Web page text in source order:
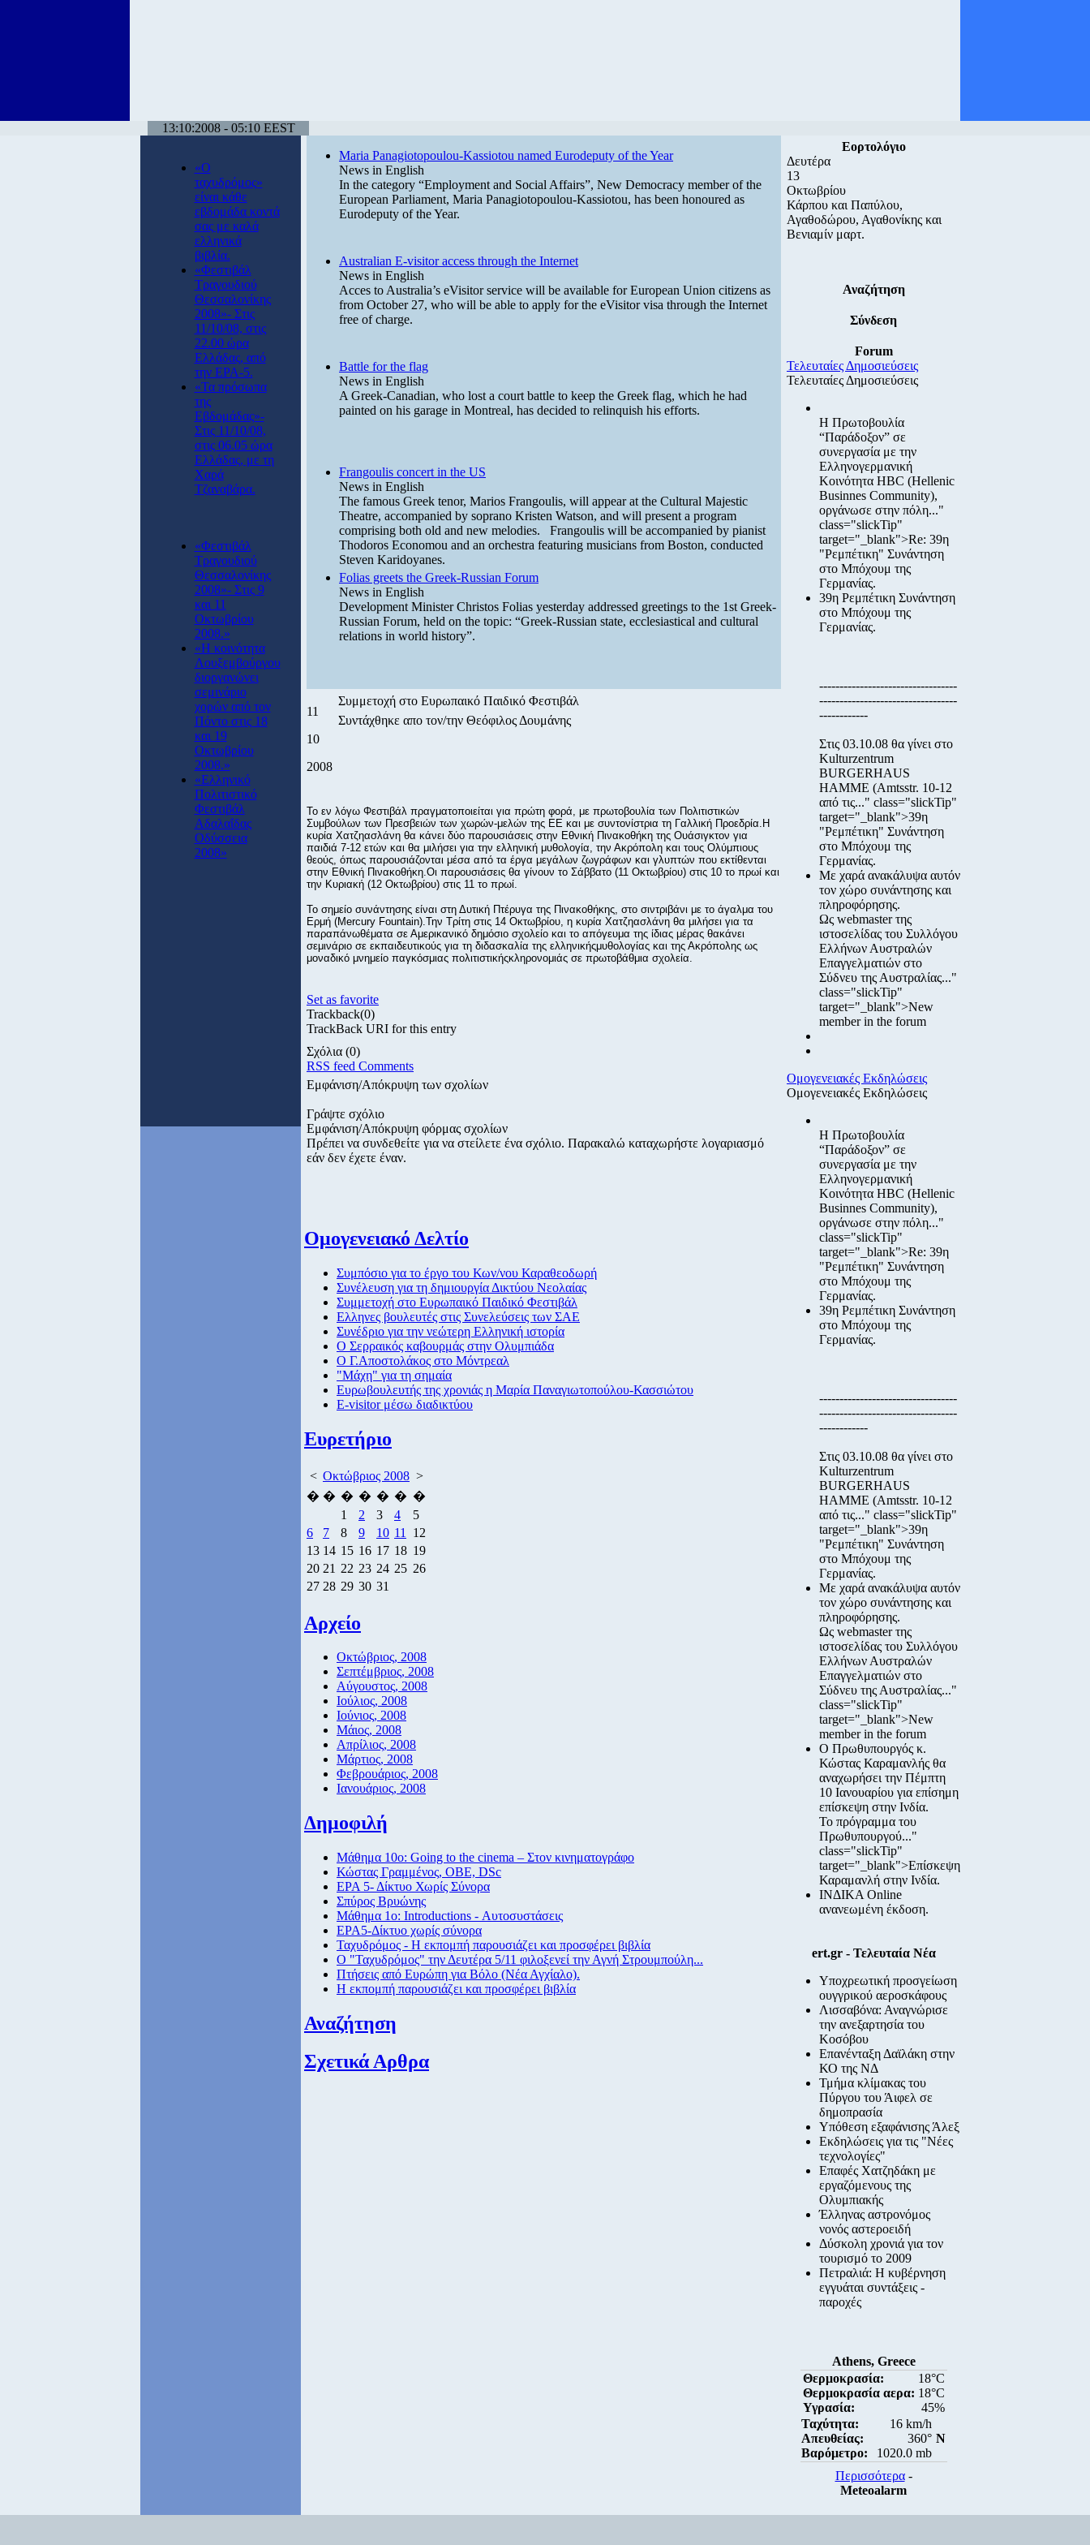
13:10:2008 - 05:10 EEST
«Ο
ταχυδρόμος»
είναι κάθε
εβδομάδα κοντά
σας με καλά
ελληνικά
βιβλία.
«Φεστιβάλ
Τραγουδιού
Θεσσαλονίκης
2008»- Στις
11/10/08, στις
22.00 ώρα
Ελλάδας, από
την ΕΡΑ-5.
«Τα πρόσωπα
της
Εβδομάδας»-
Στις 11/10/08,
στις 06.05 ώρα
Ελλάδας, με τη
Χαρά
Τζαναβάρα.
«Φεστιβάλ
Τραγουδιού
Θεσσαλονίκης
2008»- Στις 9
και 11
Οκτωβρίου
2008.»
«Η κοινότητα
Λουξεμβούργου
διοργανώνει
σεμινάριο
χορών από τον
Πόντο στις 18
και 19
Οκτωβρίου
2008.»
«Ελληνικό
Πολιτιστικό
Φεστιβάλ
Αδαλαΐδας
Οδύσσεια
2008»
Maria Panagiotopoulou-Kassiotou named Eurodeputy of the Year
News in English
In the category “Employment and Social Affairs”, New Democracy member of the
European Parliament, Maria Panagiotopoulou-Kassiotou, has been honoured as
Eurodeputy of the Year.
Australian E-visitor access through the Internet
News in English
Acces to Australia’s eVisitor service will be available for European Union citizens as
from October 27, who will be able to apply for the eVisitor visa through the Internet
free of charge.
Battle for the flag
News in English
A Greek-Canadian, who lost a court battle to keep the Greek flag, which he had
painted on his garage in Montreal, has decided to relinquish his efforts.
Frangoulis concert in the US
News in English
The famous Greek tenor, Marios Frangoulis, will appear at the Cultural Majestic
Theatre, accompanied by soprano Kristen Watson, and will present a program
comprising both old and new melodies. Frangoulis will be accompanied by pianist
Thodoros Economou and an orchestra featuring musicians from Boston, conducted
Steven Karidoyanes.
Folias greets the Greek-Russian Forum
News in English
Development Minister Christos Folias yesterday addressed greetings to the 1st Greek-
Russian Forum, held on the topic: “Greek-Russian state, ecclesiastical and cultural
relations in world history”.
11
10
2008
Συμμετοχή στο Ευρωπαικό Παιδικό Φεστιβάλ
Συντάχθηκε απο τον/την Θεόφιλος Δουμάνης
Το εν λόγω Φεστιβάλ πραγματοποιείται για πρώτη φορά, με πρωτοβουλία των Πολιτιστικών
Συμβούλων των Πρεσβειών των χωρών-μελών της ΕΕ και με συντονίστρια τη Γαλλική Προεδρία.Η
κυρία Χατζηασλάνη θα κάνει δύο παρουσιάσεις στην Εθνική Πινακοθήκη της Ουάσιγκτον για
παιδιά 7-12 ετών και θα μιλήσει για την ελληνική μυθολογία, την Ακρόπολη και τους Ολύμπιους
θεούς, όπως παρουσιάζονται μέσα από τα έργα μεγάλων ζωγράφων και γλυπτών που εκτίθενται
στην Εθνική Πινακοθήκη.Οι παρουσιάσεις θα γίνουν το Σάββατο (11 Οκτωβρίου) στις 10 το πρωί και
την Κυριακή (12 Οκτωβρίου) στις 11 το πρωί.
Το σημείο συνάντησης είναι στη Δυτική Πτέρυγα της Πινακοθήκης, στο σιντριβάνι με το άγαλμα του
Ερμή (Mercury Fountain).Την Τρίτη στις 14 Οκτωβρίου, η κυρία Χατζηασλάνη θα μιλήσει για τα
παραπάνωθέματα σε Αμερικανικό δημόσιο σχολείο και το απόγευμα της ίδιας μέρας θακάνει
σεμινάριο σε εκπαιδευτικούς για τη διδασκαλία της ελληνικήςμυθολογίας και της Ακρόπολης ως
μοναδικό μνημείο παγκόσμιας πολιτιστικήςκληρονομιάς σε πρωτοβάθμια σχολεία.
Set as favorite
Trackback(0)
TrackBack URI for this entry
Σχόλια (0)
RSS feed Comments
Εμφάνιση/Απόκρυψη των σχολίων
Γράψτε σχόλιο
Εμφάνιση/Απόκρυψη φόρμας σχολίων
Πρέπει να συνδεθείτε για να στείλετε ένα σχόλιο. Παρακαλώ καταχωρήστε λογαριασμό
εάν δεν έχετε έναν.
Ομογενειακό Δελτίο
Συμπόσιο για το έργο του Κων/νου Καραθεοδωρή
Συνέλευση για τη δημιουργία Δικτύου Νεολαίας
Συμμετοχή στο Ευρωπαικό Παιδικό Φεστιβάλ
Ελληνες βουλευτές στις Συνελεύσεις των ΣΑΕ
Συνέδριο για την νεώτερη Ελληνική ιστορία
Ο Σερραικός καβουρμάς στην Ολυμπιάδα
Ο Γ.Αποστολάκος στο Μόντρεαλ
"Μάχη" για τη σημαία
Ευρωβουλευτής της χρονιάς η Μαρία Παναγιωτοπούλου-Κασσιώτου
E-visitor μέσω διαδικτύου
Ευρετήριο
< Οκτώβριος 2008 >
� � � � � � �
1
2 3 4
5
6
7 8 9 10 11
12
13 14 15 16 17 18 19
20 21 22 23 24 25 26
27 28 29 30 31
Αρχείο
Οκτώβριος, 2008
Σεπτέμβριος, 2008
Αύγουστος, 2008
Ιούλιος, 2008
Ιούνιος, 2008
Μάιος, 2008
Απρίλιος, 2008
Μάρτιος, 2008
Φεβρουάριος, 2008
Ιανουάριος, 2008
Δημοφιλή
Μάθημα 10ο: Going to the cinema – Στον κινηματογράφο
Κώστας Γραμμένος, ΟΒΕ, DSc
ΕΡΑ 5- Δίκτυο Χωρίς Σύνορα
Σπύρος Βρυώνης
Μάθημα 1ο: Introductions - Αυτοσυστάσεις
ΕΡΑ5-Δίκτυο χωρίς σύνορα
Ταχυδρόμος - Η εκπομπή παρουσιάζει και προσφέρει βιβλία
Ο "Ταχυδρόμος" την Δευτέρα 5/11 φιλοξενεί την Αγνή Στρουμπούλη...
Πτήσεις από Eυρώπη για Βόλο (Νέα Αγχίαλο).
Η εκπομπή παρουσιάζει και προσφέρει βιβλία
Αναζήτηση
Σχετικά Αρθρα
Εορτολόγιο
Δευτέρα
13
Οκτωβρίου
Κάρπου και Παπύλου,
Αγαθοδώρου, Αγαθονίκης και
Βενιαμίν μαρτ.
Αναζήτηση
Σύνδεση
Forum
Τελευταίες Δημοσιεύσεις
Τελευταίες Δημοσιεύσεις
Η Πρωτοβουλία
“Παράδοξον” σε
συνεργασία με την
Ελληνογερμανική
Κοινότητα HBC (Hellenic
Businnes Community),
οργάνωσε στην πόλη..."
class="slickTip"
target="_blank">Re: 39η
"Ρεμπέτικη" Συνάντηση
στο Μπόχουμ της
Γερμανίας.
39η Ρεμπέτικη Συνάντηση
στο Μπόχουμ της
Γερμανίας.
----------------------------------
----------------------------------
------------
Στις 03.10.08 θα γίνει στο
Kulturzentrum
BURGERHAUS
HAMME (Amtsstr. 10-12
από τις..." class="slickTip"
target="_blank">39η
"Ρεμπέτικη" Συνάντηση
στο Μπόχουμ της
Γερμανίας.
Με χαρά ανακάλυψα αυτόν
τον χώρο συνάντησης και
πληροφόρησης.
Ως webmaster της
ιστοσελίδας του Συλλόγου
Ελλήνων Αυστραλών
Επαγγελματιών στο
Σύδνευ της Αυστραλίας..."
class="slickTip"
target="_blank">New
member in the forum
Ομογενειακές Εκδηλώσεις
Ομογενειακές Εκδηλώσεις
Η Πρωτοβουλία
“Παράδοξον” σε
συνεργασία με την
Ελληνογερμανική
Κοινότητα HBC (Hellenic
Businnes Community),
οργάνωσε στην πόλη..."
class="slickTip"
target="_blank">Re: 39η
"Ρεμπέτικη" Συνάντηση
στο Μπόχουμ της
Γερμανίας.
39η Ρεμπέτικη Συνάντηση
στο Μπόχουμ της
Γερμανίας.
----------------------------------
----------------------------------
------------
Στις 03.10.08 θα γίνει στο
Kulturzentrum
BURGERHAUS
HAMME (Amtsstr. 10-12
από τις..." class="slickTip"
target="_blank">39η
"Ρεμπέτικη" Συνάντηση
στο Μπόχουμ της
Γερμανίας.
Με χαρά ανακάλυψα αυτόν
τον χώρο συνάντησης και
πληροφόρησης.
Ως webmaster της
ιστοσελίδας του Συλλόγου
Ελλήνων Αυστραλών
Επαγγελματιών στο
Σύδνευ της Αυστραλίας..."
class="slickTip"
target="_blank">New
member in the forum
Ο Πρωθυπουργός κ.
Κώστας Καραμανλής θα
αναχωρήσει την Πέμπτη
10 Ιανουαρίου για επίσημη
επίσκεψη στην Ινδία.
Το πρόγραμμα του
Πρωθυπουργού..."
class="slickTip"
target="_blank">Επίσκεψη
Καραμανλή στην Ινδία.
ΙΝΔΙΚΑ Online
ανανεωμένη έκδοση.
ert.gr - Τελευταία Νέα
Υποχρεωτική προσγείωση
ουγγρικού αεροσκάφους
Λισσαβόνα: Αναγνώρισε
την ανεξαρτησία του
Κοσόβου
Επανένταξη Δαϊλάκη στην
ΚΟ της ΝΔ
Τμήμα κλίμακας του
Πύργου του Άιφελ σε
δημοπρασία
Υπόθεση εξαφάνισης Άλεξ
Εκδηλώσεις για τις "Νέες
τεχνολογίες"
Επαφές Χατζηδάκη με
εργαζόμενους της
Ολυμπιακής
Έλληνας αστρονόμος
νονός αστεροειδή
Δύσκολη χρονιά για τον
τουρισμό το 2009
Πετραλιά: Η κυβέρνηση
εγγυάται συντάξεις -
παροχές
Athens, Greece
Θερμοκρασία:
18°C
Θερμοκρασία αερα: 18°C
Υγρασία:
45%
Ταχύτητα:
16 km/h
Απευθείας:
360°
Βαρόμετρο:
1020.0 mb
N
Περισσότερα-
Meteoalarm